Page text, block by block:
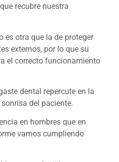
recubre nuestra
es otra que la de proteger
externos, por lo que su
el correcto funcionamiento
dental repercute en la
del paciente.
en hombres que en
vamos cumpliendo